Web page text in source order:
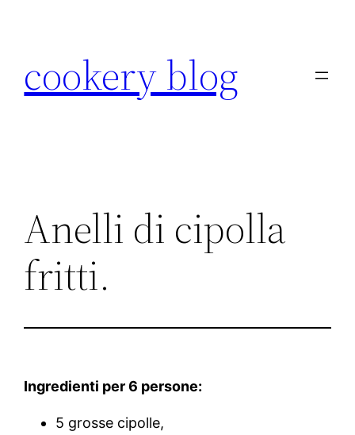
cookery blog
Anelli di cipolla
fritti.
Ingredienti per 6 persone:
5 grosse cipolle,